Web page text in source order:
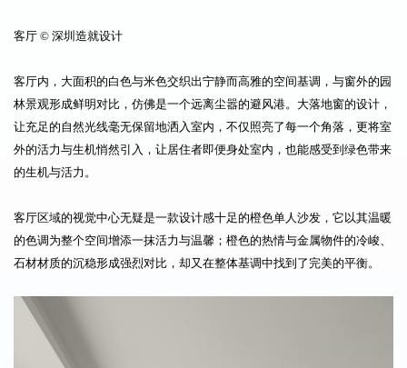
客厅 © 深圳造就设计
客厅内，大面积的白色与米色交织出宁静而高雅的空间基调，与窗外的园
林景观形成鲜明对比，仿佛是一个远离尘嚣的避风港。大落地窗的设计，
让充足的自然光线毫无保留地洒入室内，不仅照亮了每一个角落，更将室
外的活力与生机悄然引入，让居住者即便身处室内，也能感受到绿色带来
的生机与活力。
客厅区域的视觉中心无疑是一款设计感十足的橙色单人沙发，它以其温暖
的色调为整个空间增添一抹活力与温馨；橙色的热情与金属物件的冷峻、
石材材质的沉稳形成强烈对比，却又在整体基调中找到了完美的平衡。